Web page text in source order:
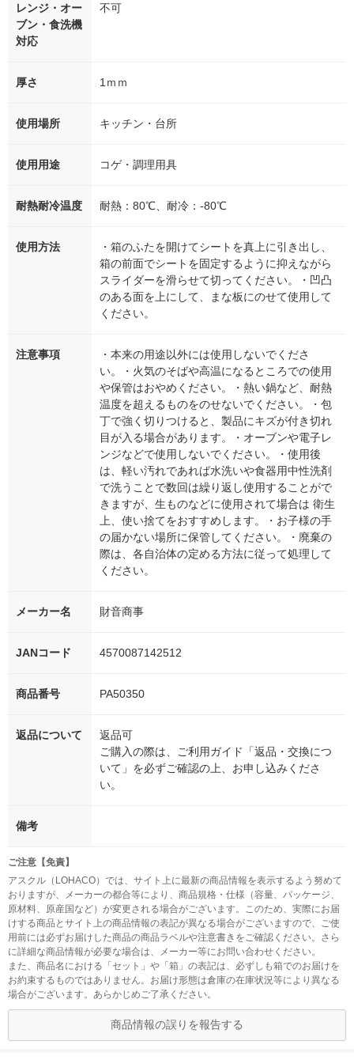
レンジ・オー
ブン・食洗機
対応
不可
厚さ 1ｍｍ
使用場所 キッチン・台所
使用用途 コゲ・調理用具
耐熱耐冷温度 耐熱：80℃、耐冷：-80℃
使用方法
・箱のふたを開けてシートを真上に引き出し、
箱の前面でシートを固定するように抑えながら
スライダーを滑らせて切ってください。・凹凸
のある面を上にして、まな板にのせて使用して
ください。
注意事項
・本来の用途以外には使用しないでくださ
い。・火気のそばや高温になるところでの使用
や保管はおやめください。・熱い鍋など、耐熱
温度を超えるものをのせないでください。・包
丁で強く切りつけると、製品にキズが付き切れ
目が入る場合があります。・オーブンや電子レ
ンジなどで使用しないでください。・使用後
は、軽い汚れであれば水洗いや食器用中性洗剤
で洗うことで数回は繰り返し使用することがで
きますが、生ものなどに使用されて場合は 衛生
上、使い捨てをおすすめします。・お子様の手
の届かない場所に保管してください。・廃棄の
際は、各自治体の定める方法に従って処理して
ください。
メーカー名 財音商事
JANコード 4570087142512
商品番号 PA50350
返品について
返品可
ご購入の際は、ご利用ガイド「返品・交換につ
いて」を必ずご確認の上、お申し込みくださ
い。
備考
ご注意【免責】
アスクル（LOHACO）では、サイト上に最新の商品情報を表示するよう努めて
おりますが、メーカーの都合等により、商品規格・仕様（容量、パッケージ、
原材料、原産国など）が変更される場合がございます。このため、実際にお届
けする商品とサイト上の商品情報の表記が異なる場合がございますので、ご使
用前には必ずお届けした商品の商品ラベルや注意書きをご確認ください。さら
に詳細な商品情報が必要な場合は、メーカー等にお問い合わせください。
また、商品名における「セット」や「箱」の表記は、必ずしも箱でのお届けを
お約束するものではありません。お届け形態は倉庫の在庫状況等により異なる
場合がございます。あらかじめご了承ください。
商品情報の誤りを報告する